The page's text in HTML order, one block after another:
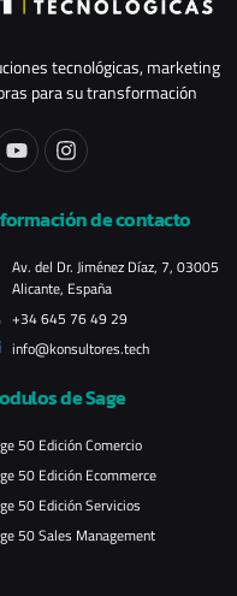
tecnológicas, marketing
para su transformación
de contacto
Av. del Dr. Jiménez Díaz, 7, 03005
Alicante, España
+34 645 76 49 29
info@konsultores.tech
de Sage
50 Edición Comercio
50 Edición Ecommerce
50 Edición Servicios
50 Sales Management